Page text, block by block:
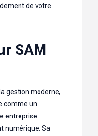
de votre
SAM
gestion moderne,
comme un
entreprise
numérique. Sa